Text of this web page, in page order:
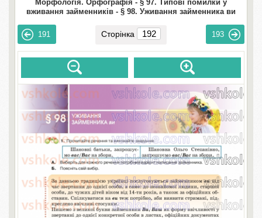
Морфологія. Орфографія - § 97. Типові помилки у
вживання займенників - § 98. Уживання займенника ви
191 Сторінка 193